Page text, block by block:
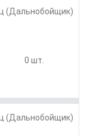
(Дальнобойщик)
0 шт.
(Дальнобойщик)